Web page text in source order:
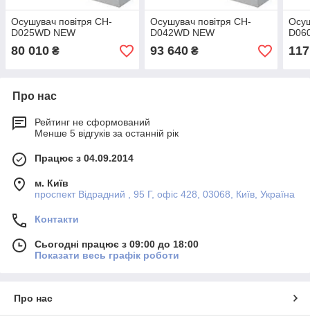
Осушувач повітря CH-
D025WD NEW
80 010 ₴
Осушувач повітря CH-
D042WD NEW
93 640₴
Про нас
Рейтинг не сформований
Менше 5 відгуків за останній рік
Працює з 04.09.2014
м. Київ
проспект Відрадний , 95 Г, офіс 428, 03068, Київ, Україна
Контакти
Сьогодні працює з 09:00 до 18:00
Показати весь графік роботи
Про нас